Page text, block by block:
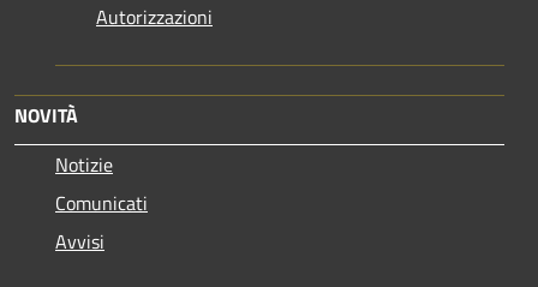
Autorizzazioni
NOVITÀ
Notizie
Comunicati
Avvisi